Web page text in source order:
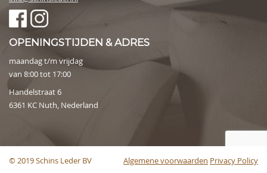
OPENINGSTIJDEN & ADRES
maandag t/m vrijdag
van 8:00 tot 17:00
Handelstraat 6
6361 KC Nuth, Nederland
© 2019 Schins Leder BV Algemene voorwaarden Privacy Policy